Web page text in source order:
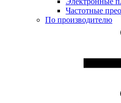
Частотные
По производителю